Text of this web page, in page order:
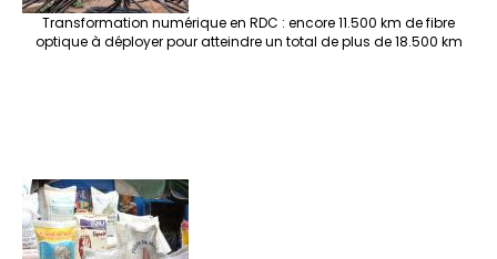
Transformation numérique en RDC : encore 11.500 km de fibre
optique à déployer pour atteindre un total de plus de 18.500 km